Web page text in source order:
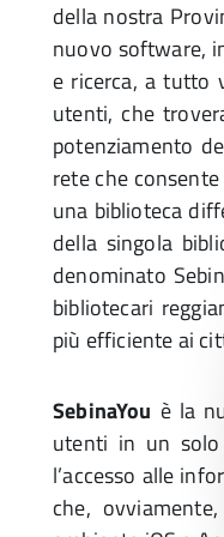
della nostra
nuovo software,
e ricerca, a tutto
utenti, che
potenziamento
rete che
una biblioteca
della singola
denominato
bibliotecari
più efficiente ai
SebinaYou è la
utenti in un solo
l’accesso alle
che,